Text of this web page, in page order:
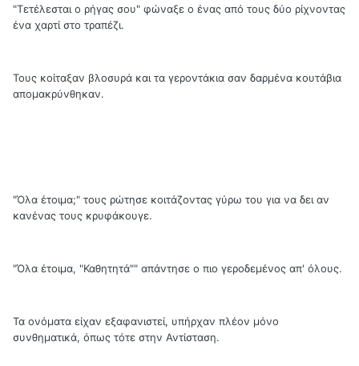
"Τετέλεσται ο ρήγας σου" φώναξε ο ένας από τους δύο ρίχνοντας
ένα χαρτί στο τραπέζι.
Τους κοίταξαν βλοσυρά και τα γεροντάκια σαν δαρμένα κουτάβια
απομακρύνθηκαν.
"Όλα έτοιμα;" τους ρώτησε κοιτάζοντας γύρω του για να δει αν
κανένας τους κρυφάκουγε.
"Όλα έτοιμα, "Καθητητά"" απάντησε ο πιο γεροδεμένος απ' όλους.
Τα ονόματα είχαν εξαφανιστεί, υπήρχαν πλέον μόνο
συνθηματικά, όπως τότε στην Αντίσταση.